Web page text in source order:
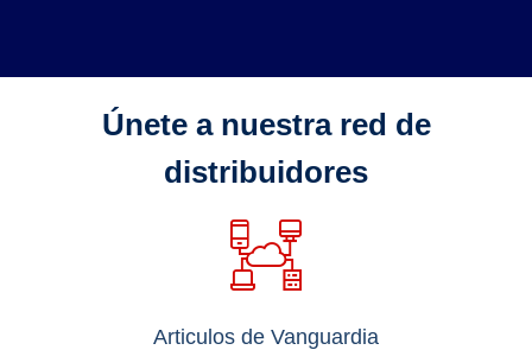
Únete a nuestra red de
distribuidores
Articulos de Vanguardia